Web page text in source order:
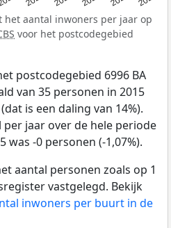
het aantal inwoners per jaar op
voor het postcodegebied
postcodegebied 6996 BA
van 35 personen in 2015
is een daling van 14%).
jaar over de hele periode
was -0 personen (-1,07%).
aantal personen zoals op 1
vastgelegd. Bekijk
inwoners per buurt in de